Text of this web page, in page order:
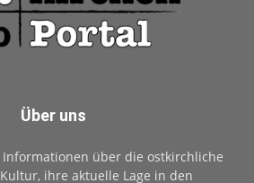
Über uns
Informationen über die ostkirchliche
ihre aktuelle Lage in den